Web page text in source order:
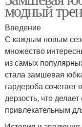
модный
Введение
С каждым новым
множество
из самых
стала замшевая
гардероба сочетает
дерзость, что
привлекательным